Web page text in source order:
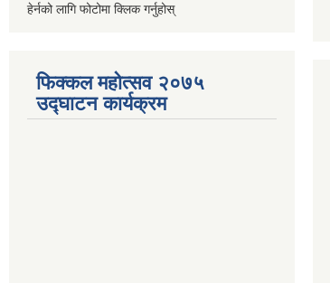
हेर्नको लागि फोटोमा क्लिक गर्नुहोस्
फिक्कल महोत्सव २०७५
उद्घाटन कार्यक्रम